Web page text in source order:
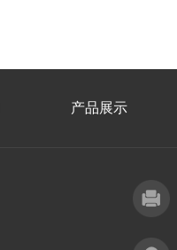
产品展示